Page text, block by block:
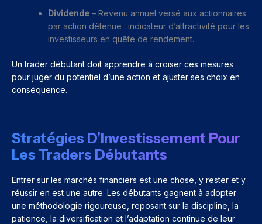
Dividende – Revenu annuel versé aux actionnaires
par action détenue : indicateur d’attractivité pour les
investisseurs en quête de rendement.
Un trader débutant doit apprendre à croiser ces mesures
pour juger du potentiel d’une action et ajuster ses choix en
conséquence.
Stratégies D’Investissement Pour
Les Traders Débutants
Entrer sur les marchés financiers est une chose, y rester et y
réussir en est une autre. Les débutants gagnent à adopter
une méthodologie rigoureuse, reposant sur la discipline, la
patience, la diversification et l’adaptation continue de leur